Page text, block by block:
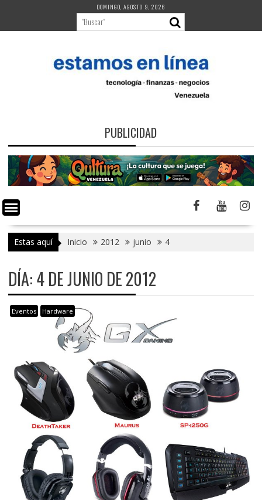
contenido
DOMINGO, AGOSTO 9, 2026
PUBLICIDAD
Estas aquí Inicio 2012 junio 4
DÍA:4 DE JUNIO DE 2012
Eventos Hardware